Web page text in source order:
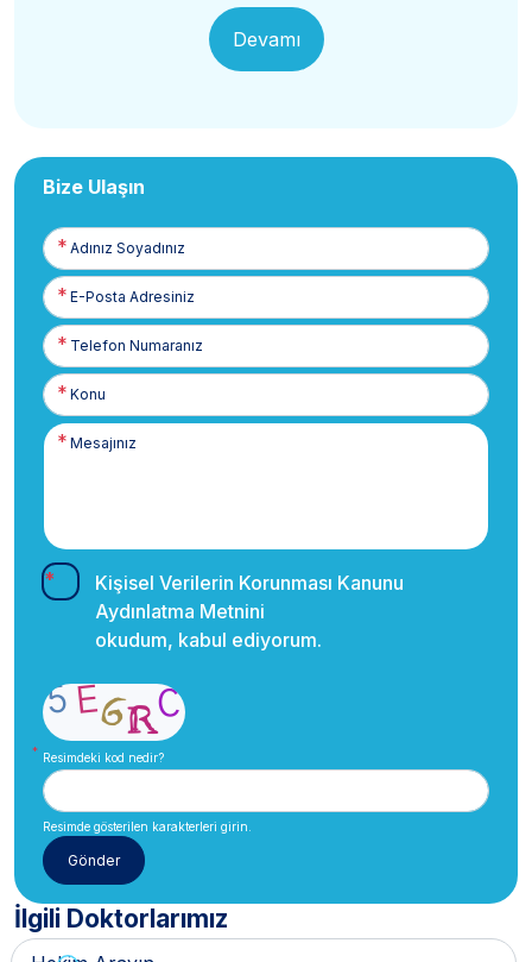
Devamı
Bize Ulaşın
Adınız
Soyadınız
E-
Posta
Telefon
Numaranız
Kişisel Verilerin Korunması Kanunu
Aydınlatma Metnini
okudum, kabul ediyorum.
Resimdeki kod nedir?
Resimde gösterilen karakterleri girin.
İlgili Doktorlarımız